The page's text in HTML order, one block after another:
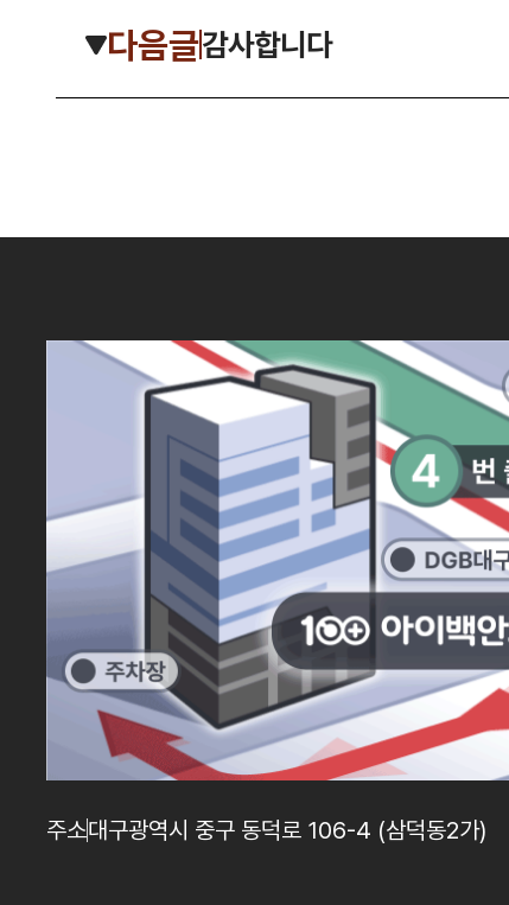
다음글감사합니다
주소대구광역시 중구 동덕로 106-4 (삼덕동2가)